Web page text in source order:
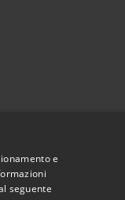
• Powered by
e
seguente